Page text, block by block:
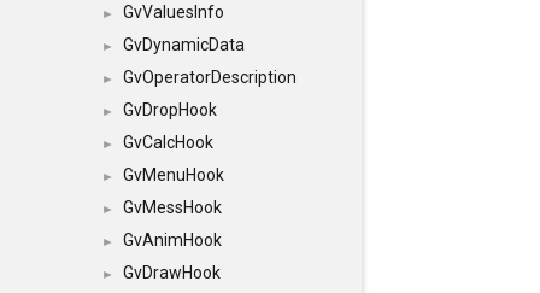
► GvValuesInfo
► GvDynamicData
► GvOperatorDescription
► GvDropHook
► GvCalcHook
► GvMenuHook
► GvMessHook
► GvAnimHook
► GvDrawHook